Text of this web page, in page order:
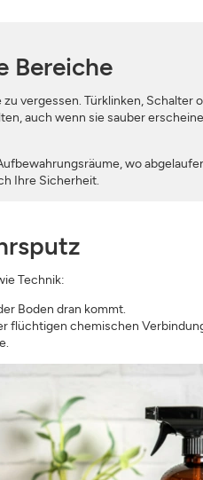
Bereiche
vergessen. Türklinken,
auch wenn sie sauber
wo
Ihre Sicherheit.
Technik:
Boden dran kommt.
flüchtigen chemischen